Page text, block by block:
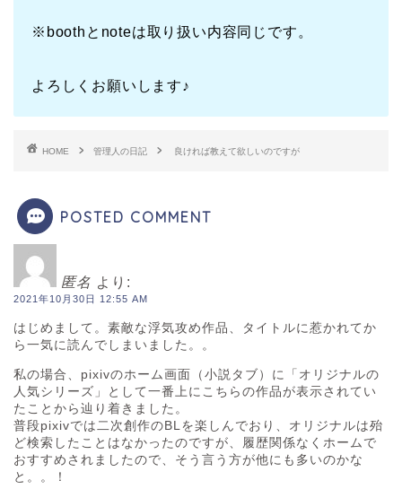
※boothとnoteは取り扱い内容同じです。
よろしくお願いします♪
HOME 管理人の日記 良ければ教えて欲しいのですが
POSTED COMMENT
匿名 より:
2021年10月30日 12:55 AM
はじめまして。素敵な浮気攻め作品、タイトルに惹かれてか
ら一気に読んでしまいました。。
私の場合、pixivのホーム画面（小説タブ）に「オリジナルの
人気シリーズ」として一番上にこちらの作品が表示されてい
たことから辿り着きました。
普段pixivでは二次創作のBLを楽しんでおり、オリジナルは殆
ど検索したことはなかったのですが、履歴関係なくホームで
おすすめされましたので、そう言う方が他にも多いのかな
と。。！